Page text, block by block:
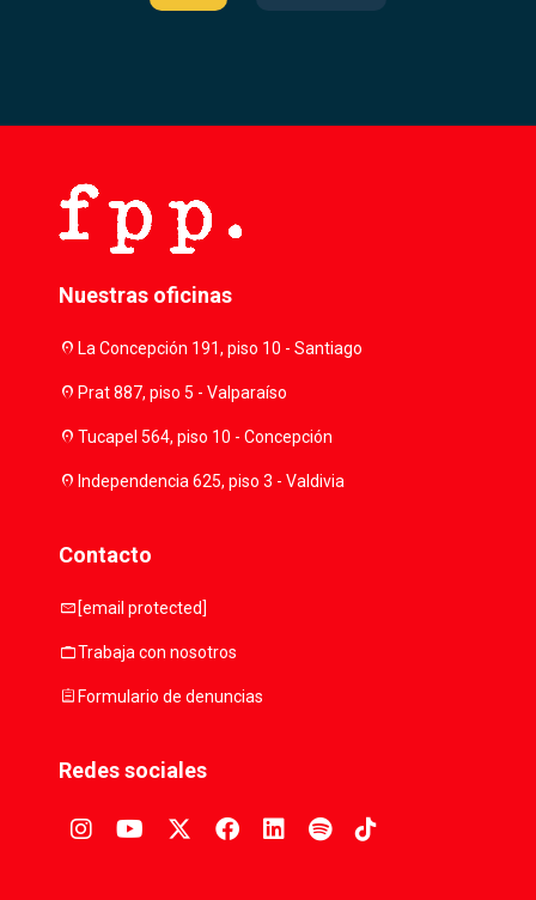
Nuestras oficinas
location_onLa Concepción 191, piso 10 - Santiago
location_onPrat 887, piso 5 - Valparaíso
location_onTucapel 564, piso 10 - Concepción
location_onIndependencia 625, piso 3 - Valdivia
Contacto
mail [email protected]
workTrabaja con nosotros
assignmentFormulario de denuncias
Redes sociales